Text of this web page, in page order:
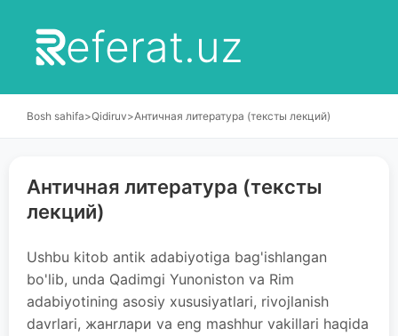
eferat.uz
Bosh sahifa>Qidiruv>Античная литература (тексты лекций)
Античная литература (тексты
лекций)
Ushbu kitob antik adabiyotiga bag'ishlangan
bo'lib, unda Qadimgi Yunoniston va Rim
adabiyotining asosiy xususiyatlari, rivojlanish
davrlari, жанrлари va eng mashhur vakillari haqida